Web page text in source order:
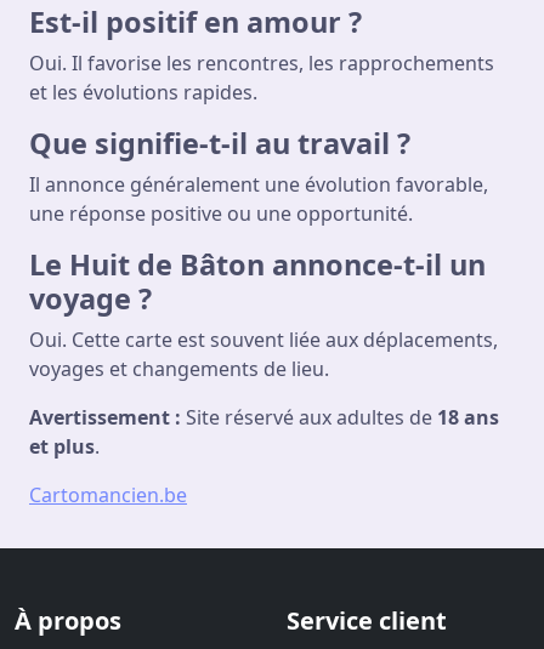
Est-il positif en amour ?
Oui. Il favorise les rencontres, les rapprochements
et les évolutions rapides.
Que signifie-t-il au travail ?
Il annonce généralement une évolution favorable,
une réponse positive ou une opportunité.
Le Huit de Bâton annonce-t-il un
voyage ?
Oui. Cette carte est souvent liée aux déplacements,
voyages et changements de lieu.
Avertissement : Site réservé aux adultes de 18 ans
et plus.
Cartomancien.be
À propos Service client